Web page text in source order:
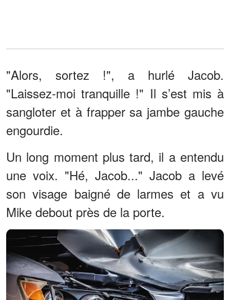
"Alors, sortez !", a hurlé Jacob.
"Laissez-moi tranquille !" Il s’est mis à
sangloter et à frapper sa jambe gauche
engourdie.
Un long moment plus tard, il a entendu
une voix. "Hé, Jacob..." Jacob a levé
son visage baigné de larmes et a vu
Mike debout près de la porte.